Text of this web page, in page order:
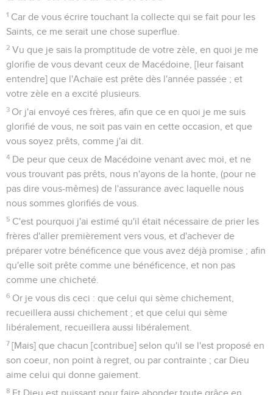
1 Car de vous écrire touchant la collecte qui se fait pour les
Saints, ce me serait une chose superflue.
2 Vu que je sais la promptitude de votre zèle, en quoi je me
glorifie de vous devant ceux de Macédoine, [leur faisant
entendre] que l'Achaïe est prête dès l'année passée ; et
votre zèle en a excité plusieurs.
3 Or j'ai envoyé ces frères, afin que ce en quoi je me suis
glorifié de vous, ne soit pas vain en cette occasion, et que
vous soyez prêts, comme j'ai dit.
4 De peur que ceux de Macédoine venant avec moi, et ne
vous trouvant pas prêts, nous n'ayons de la honte, (pour ne
pas dire vous-mêmes) de l'assurance avec laquelle nous
nous sommes glorifiés de vous.
5 C'est pourquoi j'ai estimé qu'il était nécessaire de prier les
frères d'aller premièrement vers vous, et d'achever de
préparer votre bénéficence que vous avez déjà promise ; afin
qu'elle soit prête comme une bénéficence, et non pas
comme une chicheté.
6 Or je vous dis ceci : que celui qui sème chichement,
recueillera aussi chichement ; et que celui qui sème
libéralement, recueillera aussi libéralement.
7 [Mais] que chacun [contribue] selon qu'il se l'est proposé en
son coeur, non point à regret, ou par contrainte ; car Dieu
aime celui qui donne gaiement.
8 Et Dieu est puissant pour faire abonder toute grâce en